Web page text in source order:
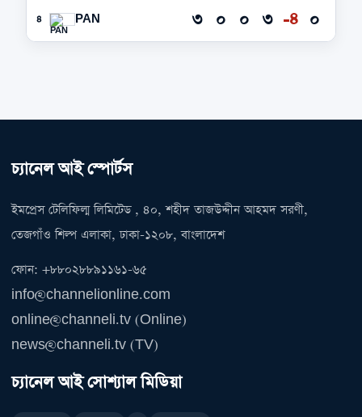
৪ PAN ৩ ০ ০ ৩ -৪ ০
চ্যানেল আই স্পোর্টস
ইমপ্রেস টেলিফিল্ম লিমিটেড , ৪০, শহীদ তাজউদ্দীন আহমদ সরণী,
তেজগাঁও শিল্প এলাকা, ঢাকা-১২০৮, বাংলাদেশ
ফোন: +৮৮০২৮৮৯১১৬১-৬৫
info@channelionline.com
online@channeli.tv (Online)
news@channeli.tv (TV)
চ্যানেল আই সোশ্যাল মিডিয়া